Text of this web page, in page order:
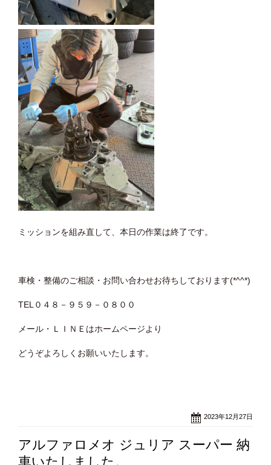
ミッションを組み直して、本日の作業は終了です。
車検・整備のご相談・お問い合わせお待ちしております(*^^*)
TEL０４８－９５９－０８００
メール・ＬＩＮＥはホームページより
どうぞよろしくお願いいたします。
2023年12月27日
アルファロメオ ジュリア スーパー 納
車いたしました。